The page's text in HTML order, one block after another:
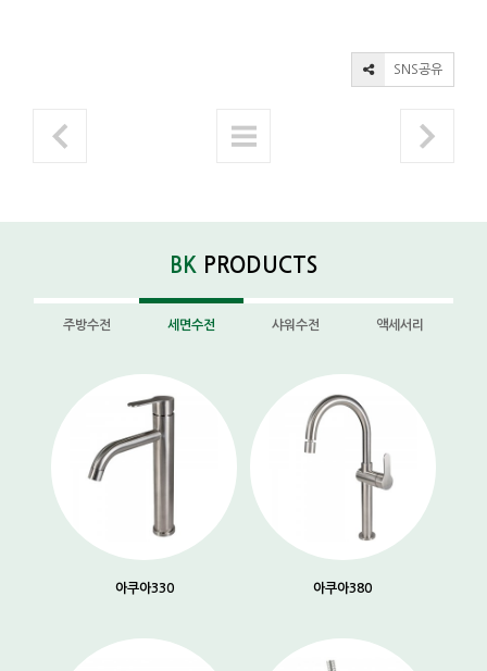
SNS공유
BK PRODUCTS
주방수전 세면수전 샤워수전 액세서리
아쿠아330 아쿠아380